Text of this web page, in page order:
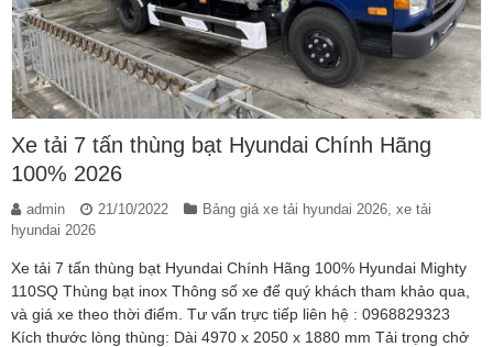
Xe tải 7 tấn thùng bạt Hyundai Chính Hãng
100% 2026
admin 21/10/2022 Bảng giá xe tải hyundai 2026, xe tải
hyundai 2026
Xe tải 7 tấn thùng bạt Hyundai Chính Hãng 100% Hyundai Mighty
110SQ Thùng bạt inox Thông số xe để quý khách tham khảo qua,
và giá xe theo thời điểm. Tư vấn trực tiếp liên hệ : 0968829323
Kích thước lòng thùng: Dài 4970 x 2050 x 1880 mm Tải trọng chở